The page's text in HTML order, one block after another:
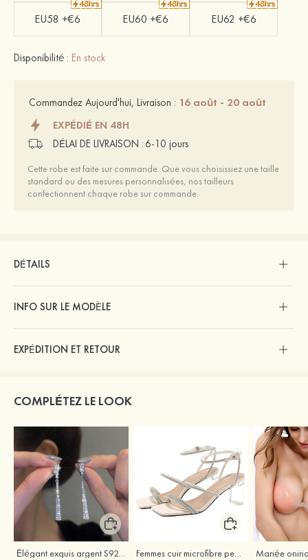
EU58 +€6 EU60 +€6 EU62 +€6
Disponibilité : En stock
Commandez Aujourd'hui, Livraison : 16 août - 20 août
EXPÉDIÉ EN 48H
DÉLAI DE LIVRAISON : 6-10 jours
Cette robe est faite sur commande. Que vous choisissiez une taille
standard ou des mesures personnalisées, nos tailleurs
confectionnent chaque robe sur commande.
DÉTAILS
INFO SUR LE MODÈLE
EXPÉDITION ET RETOUR
COMPLÉTEZ LE LOOK
Élégant exquis argent S925 zircon boucles d'oreilles Femmes cuir microfibre peep toe sandales talon bottier chaussures d'extérieur avec cristal